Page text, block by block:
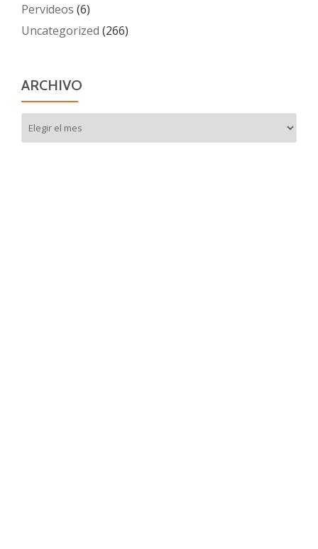
Pervideos (6)
Uncategorized (266)
ARCHIVO